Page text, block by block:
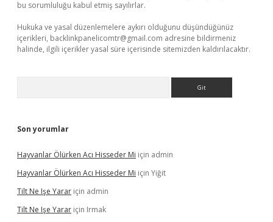
bu sorumluluğu kabul etmiş sayılırlar.
Hukuka ve yasal düzenlemelere aykırı olduğunu düşündüğünüz
içerikleri, backlinkpanelicomtr@gmail.com adresine bildirmeniz
halinde, ilgili içerikler yasal süre içerisinde sitemizden kaldırılacaktır.
Son yorumlar
Hayvanlar Ölürken Acı Hisseder Mi için admin
Hayvanlar Ölürken Acı Hisseder Mi için Yiğit
Tilt Ne Işe Yarar için admin
Tilt Ne Işe Yarar için Irmak